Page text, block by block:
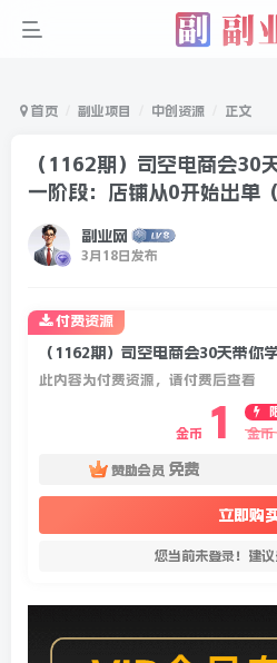
首页 副业项目 中创资源 正文
（1162期）司空电商会30
一阶段：店铺从0开始出单
副业网
3月18日发布
此内容为付费资源，请付费后查看
金币 1
金币
赞助会员 免费
立即购
您当前未登录！建
付费资源